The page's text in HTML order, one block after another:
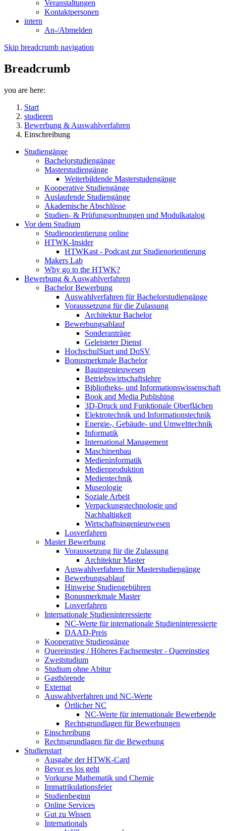
Veranstaltungen
Kontaktpersonen
intern
An-/Abmelden
Skip breadcrumb navigation
Breadcrumb
you are here:
Start
studieren
Bewerbung & Auswahlverfahren
Einschreibung
Studiengänge
Bachelorstudiengänge
Masterstudiengänge
Weiterbildende Masterstudengänge
Kooperative Studiengänge
Auslaufende Studiengänge
Akademische Abschlüsse
Studien- & Prüfungsordnungen und Modulkatalog
Vor dem Studium
Studienorientierung online
HTWK-Insider
HTWKast - Podcast zur Studienorientierung
Makers Lab
Why go to the HTWK?
Bewerbung & Auswahlverfahren
Bachelor Bewerbung
Auswahlverfahren für Bachelorstudiengänge
Voraussetzung für die Zulassung
Architektur Bachelor
Bewerbungsablauf
Sonderanträge
Geleisteter Dienst
HochschulStart und DoSV
Bonusmerkmale Bachelor
Bauingenieuwesen
Betriebswirtschaftslehre
Bibliotheks- und Informationswissenschaft
Book and Media Publishing
3D-Druck und Funktionale Oberflächen
Elektrotechnik und Informationstechnik
Energie-, Gebäude- und Umwelttechnik
Informatik
International Management
Maschinenbau
Medieninformatik
Medienproduktion
Medientechnik
Museologie
Soziale Arbeit
Verpackungstechnologie und
Nachhaltigkeit
Wirtschaftsingenieurwesen
Losverfahren
Master Bewerbung
Voraussetzung für die Zulassung
Architektur Master
Auswahlverfahren für Masterstudiengänge
Bewerbungsablauf
Hinweise Studiengebühren
Bonusmerkmale Master
Losverfahren
Internationale Studieninteressierte
NC-Werte für internationale Studieninteressierte
DAAD-Preis
Kooperative Studiengänge
Quereinstieg / Höheres Fachsemester - Quereinstieg
Zweitstudium
Studium ohne Abitur
Gasthörende
Externat
Auswahlverfahren und NC-Werte
Örtlicher NC
NC-Werte für internationale Bewerbende
Rechtsgrundlagen für Bewerbungen
Einschreibung
Rechtsgrundlagen für die Bewerbung
Studienstart
Ausgabe der HTWK-Card
Bevor es los geht
Vorkurse Mathematik und Chemie
Immatrikulationsfeier
Studienbeginn
Online Services
Gut zu Wissen
Internationals